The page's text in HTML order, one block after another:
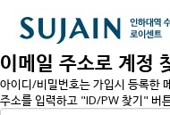
이메일 주소로 계정
아이디/비밀번호는 가입시 등록한
주소를 입력하고 "ID/PW 찾기" 버